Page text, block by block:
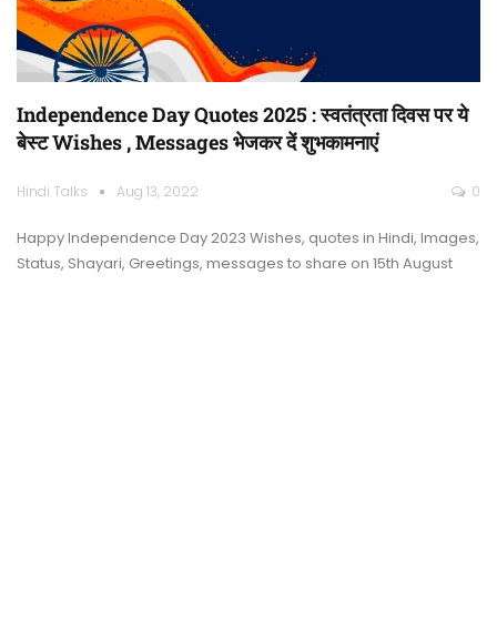
Independence Day Quotes 2025 : स्वतंत्रता दिवस पर ये
बेस्ट Wishes , Messages भेजकर दें शुभकामनाएं
Hindi Talks Aug 13, 2022 0
Happy Independence Day 2023 Wishes, quotes in Hindi, Images,
Status, Shayari, Greetings, messages to share on 15th August